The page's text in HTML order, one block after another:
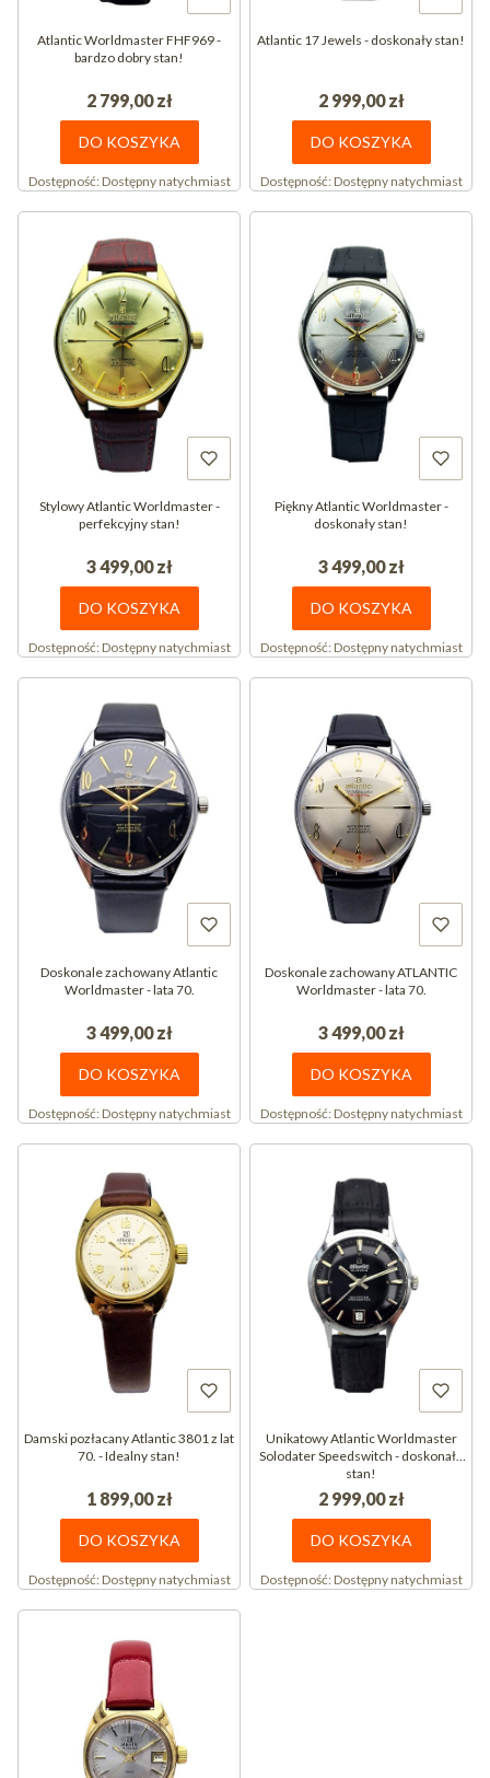
Atlantic Worldmaster FHF969 -
bardzo dobry stan!
2 799,00 zł
DO KOSZYKA
Dostępność:Dostępny natychmiast
Atlantic 17 Jewels - doskonały stan!
2 999,00 zł
DO KOSZYKA
Dostępność:Dostępny natychmiast
Stylowy Atlantic Worldmaster -
perfekcyjny stan!
3 499,00 zł
DO KOSZYKA
Dostępność:Dostępny natychmiast
Piękny Atlantic Worldmaster -
doskonały stan!
3 499,00 zł
DO KOSZYKA
Dostępność:Dostępny natychmiast
Doskonale zachowany Atlantic
Worldmaster - lata 70.
3 499,00 zł
DO KOSZYKA
Dostępność:Dostępny natychmiast
Doskonale zachowany ATLANTIC
Worldmaster - lata 70.
3 499,00 zł
DO KOSZYKA
Dostępność:Dostępny natychmiast
Damski pozłacany Atlantic 3801 z lat
70. - Idealny stan!
1 899,00 zł
DO KOSZYKA
Dostępność:Dostępny natychmiast
Unikatowy Atlantic Worldmaster
Solodater Speedswitch - doskonały
stan!
2 999,00 zł
DO KOSZYKA
Dostępność:Dostępny natychmiast